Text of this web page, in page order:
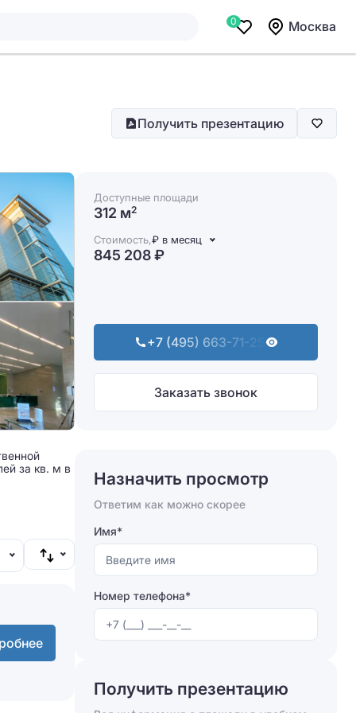
0 Москва
Получить презентацию
Доступные площади
312 м2
Стоимость,₽ в месяц
845 208 ₽
+7 (495) 663-71-25
Заказать звонок
за кв. м в
Назначить просмотр
Ответим как можно скорее
Имя*
Номер телефона*
Получить презентацию